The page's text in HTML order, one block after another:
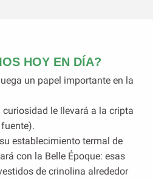
HOY EN DÍA?
un papel importante en la
curiosidad le llevará a la cripta
establecimiento termal de
con la Belle Époque: esas
de crinolina alrededor